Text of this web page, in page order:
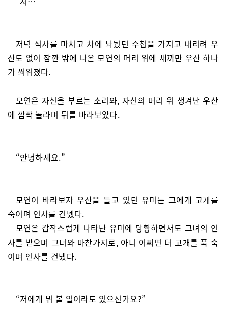
저녁 식사를 마치고 차에 놔뒀던 수첩을 가지고 내리려 우
산도 없이 잠깐 밖에 나온 모연의 머리 위에 새까만 우산 하나
가 씌워졌다.
모연은 자신을 부르는 소리와, 자신의 머리 위 생겨난 우산
에 깜짝 놀라며 뒤를 바라보았다.
“안녕하세요.”
모연이 바라보자 우산을 들고 있던 유미는 그에게 고개를
숙이며 인사를 건넸다.
모연은 갑작스럽게 나타난 유미에 당황하면서도 그녀의 인
사를 받으며 그녀와 마찬가지로, 아니 어쩌면 더 고개를 푹 숙
이며 인사를 건넸다.
“저에게 뭐 볼 일이라도 있으신가요?”